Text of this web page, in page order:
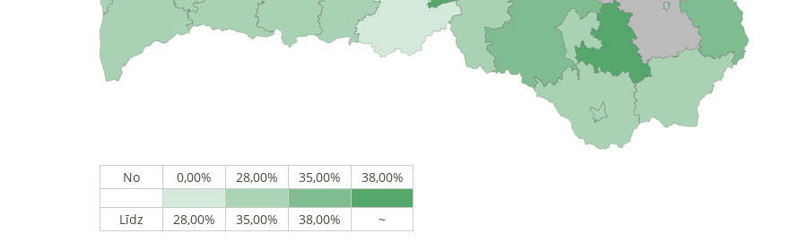
No
Līdz
0,00%
28,00%
28,00%
35,00%
35,00%
38,00%
38,00%
~